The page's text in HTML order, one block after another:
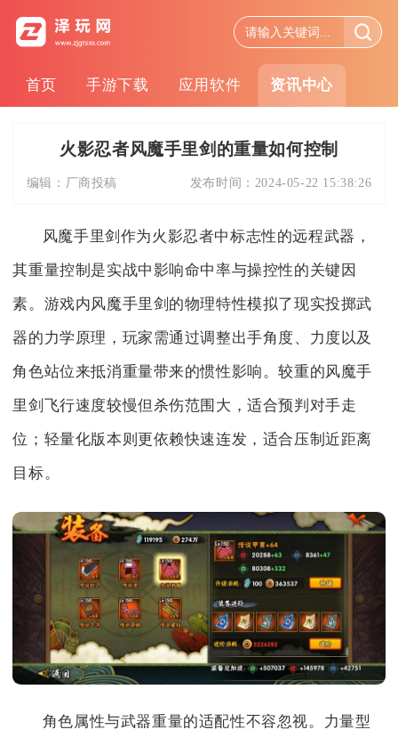
首页 手游下载 应用软件 资讯中心
火影忍者风魔手里剑的重量如何控制
编辑： 厂商投稿 发布时间： 2024-05-22 15:38:26
风魔手里剑作为火影忍者中标志性的远程武器，
其重量控制是实战中影响命中率与操控性的关键因
素。游戏内风魔手里剑的物理特性模拟了现实投掷武
器的力学原理，玩家需通过调整出手角度、力度以及
角色站位来抵消重量带来的惯性影响。较重的风魔手
里剑飞行速度较慢但杀伤范围大，适合预判对手走
位；轻量化版本则更依赖快速连发，适合压制近距离
目标。
角色属性与武器重量的适配性不容忽视。力量型